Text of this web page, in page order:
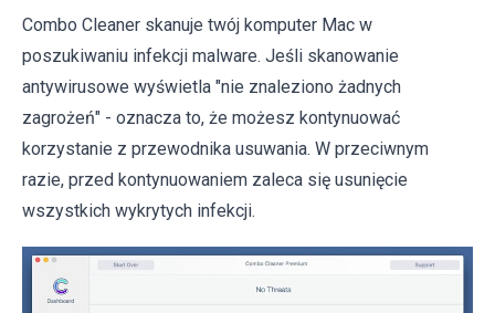
Combo Cleaner skanuje twój komputer Mac w
poszukiwaniu infekcji malware. Jeśli skanowanie
antywirusowe wyświetla "nie znaleziono żadnych
zagrożeń" - oznacza to, że możesz kontynuować
korzystanie z przewodnika usuwania. W przeciwnym
razie, przed kontynuowaniem zaleca się usunięcie
wszystkich wykrytych infekcji.